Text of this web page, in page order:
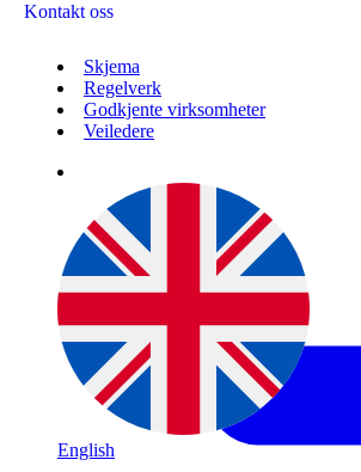
Kontakt oss
Skjema
Regelverk
Godkjente virksomheter
Veiledere
English